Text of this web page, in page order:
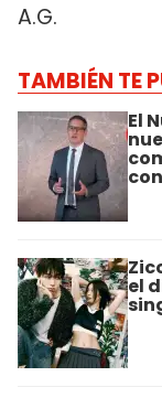
A.G.
TAMBIÉN TE
El
el